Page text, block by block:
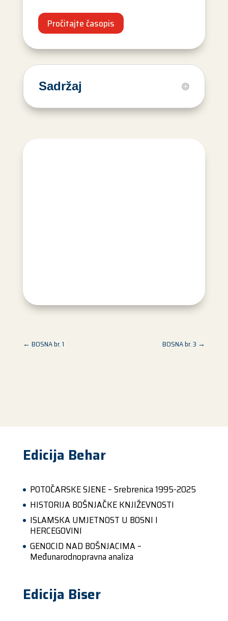
Pročitajte časopis
Sadržaj
← BOSNA br. 1 BOSNA br. 3 →
Edicija Behar
POTOČARSKE SJENE – Srebrenica 1995-2025
HISTORIJA BOŠNJAČKE KNJIŽEVNOSTI
ISLAMSKA UMJETNOST U BOSNI I
HERCEGOVINI
GENOCID NAD BOŠNJACIMA –
Međunarodnopravna analiza
Edicija Biser